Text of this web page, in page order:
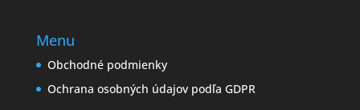
Menu
Obchodné podmienky
Ochrana osobných údajov podľa GDPR